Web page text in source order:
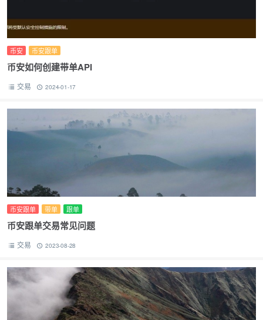
币安 币安跟单
币安如何创建带单API
交易 2024-01-17
币安跟单 带单 跟单
币安跟单交易常见问题
交易 2023-08-28